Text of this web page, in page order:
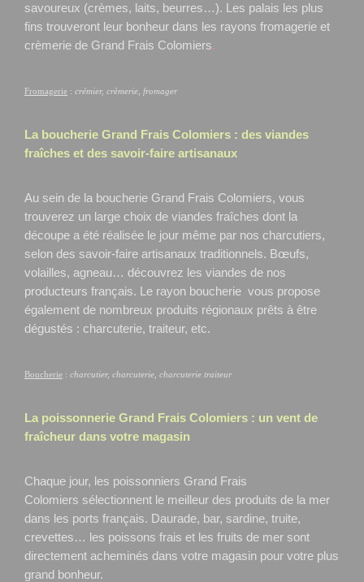
savoureux (crèmes, laits, beurres…). Les palais les plus
fins trouveront leur bonheur dans les rayons fromagerie et
crèmerie de Grand Frais Colomiers.
Fromagerie : crémier, crèmerie, fromager
La boucherie Grand Frais Colomiers : des viandes
fraîches et des savoir-faire artisanaux
Au sein de la boucherie Grand Frais Colomiers, vous
trouverez un large choix de viandes fraîches dont la
découpe a été réalisée le jour même par nos charcutiers,
selon des savoir-faire artisanaux traditionnels. Bœufs,
volailles, agneau… découvrez les viandes de nos
producteurs français. Le rayon boucherie vous propose
également de nombreux produits régionaux prêts à être
dégustés : charcuterie, traiteur, etc.
Boucherie : charcutier, charcuterie, charcuterie traiteur
La poissonnerie Grand Frais Colomiers : un vent de
fraîcheur dans votre magasin
Chaque jour, les poissonniers Grand Frais
Colomiers sélectionnent le meilleur des produits de la mer
dans les ports français. Daurade, bar, sardine, truite,
crevettes… les poissons frais et les fruits de mer sont
directement acheminés dans votre magasin pour votre plus
grand bonheur.